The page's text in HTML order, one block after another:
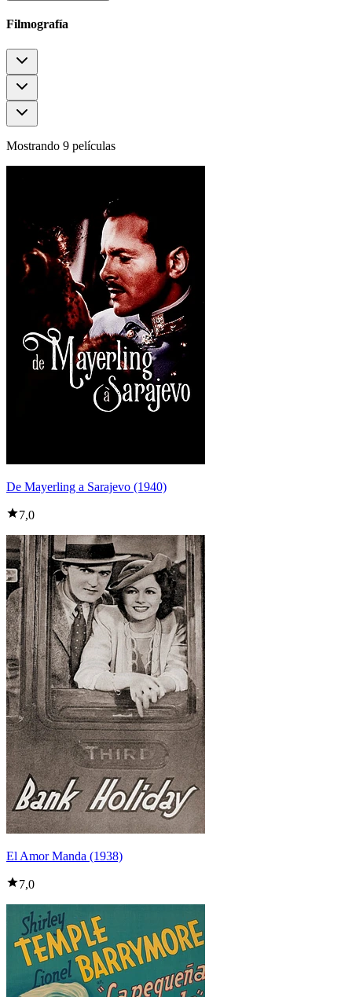
Filmografía
Mostrando 9 películas
De Mayerling a Sarajevo (1940)
7,0
El Amor Manda (1938)
7,0